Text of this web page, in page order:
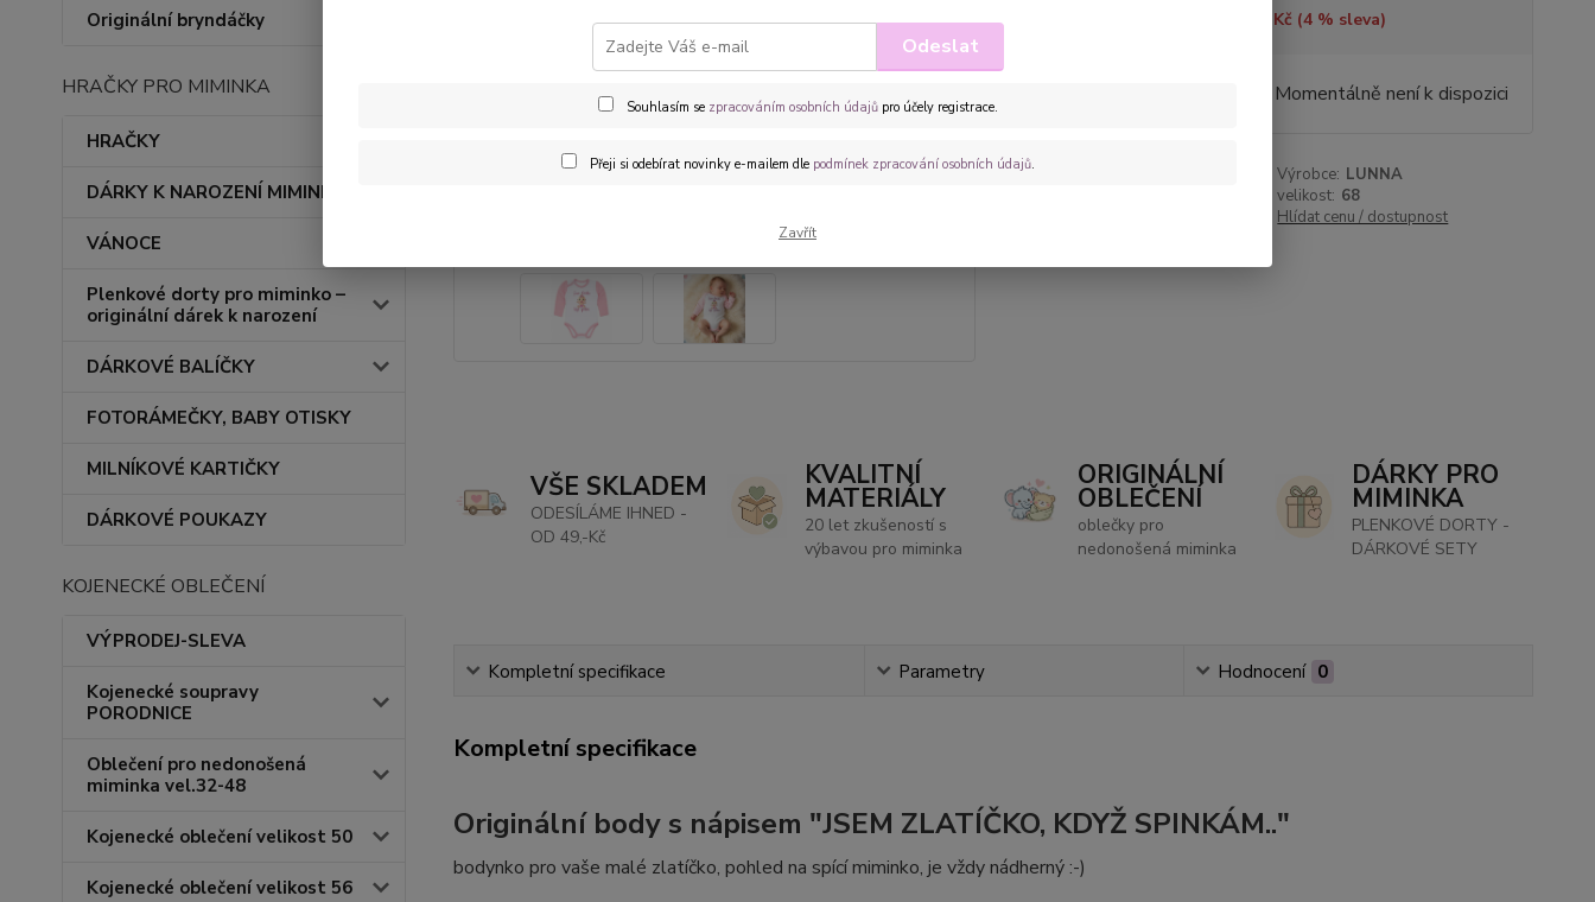
Originální bryndáčky
HRAČKY PRO MIMINKA
HRAČKY
DÁRKY K NAROZENÍ MIMINKA
VÁNOCE
Plenkové dorty pro miminko –
originální dárek k narození
DÁRKOVÉ BALÍČKY
FOTORÁMEČKY, BABY OTISKY
MILNÍKOVÉ KARTIČKY
DÁRKOVÉ POUKAZY
KOJENECKÉ OBLEČENÍ
VÝPRODEJ-SLEVA
Kojenecké soupravy
PORODNICE
Oblečení pro nedonošená
miminka vel.32-48
Kojenecké oblečení velikost 50
Kojenecké oblečení velikost 56
10,00 Kč (4% sleva)
Momentálně není k dispozici
Číslo produktu: Výrobce: LUNNA
velikost: 68
Hlídat cenu / dostupnost
VŠE SKLADEM
ODESÍLÁME IHNED -
OD 49,-Kč
KVALITNÍ
MATERIÁLY
20 let zkušeností s
výbavou pro miminka
ORIGINÁLNÍ
OBLEČENÍ
oblečky pro
nedonošená miminka
DÁRKY PRO
MIMINKA
PLENKOVÉ DORTY -
DÁRKOVÉ SETY
Kompletní specifikace Parametry Hodnocení 0
Kompletní specifikace
Originální body s nápisem "JSEM ZLATÍČKO, KDYŽ SPINKÁM.."
bodynko pro vaše malé zlatíčko, pohled na spící miminko, je vždy nádherný :-)
Odeslat
Souhlasím se zpracováním osobních údajůpro účely registrace.
Přeji si odebírat novinky e-mailem dle podmínek zpracování osobních údajů.
Zavřít